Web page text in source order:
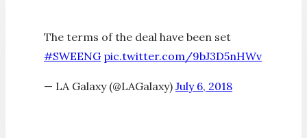
The terms of the deal have been set
#SWEENG pic.twitter.com/9bJ3D5nHWv
— LA Galaxy (@LAGalaxy) July 6, 2018